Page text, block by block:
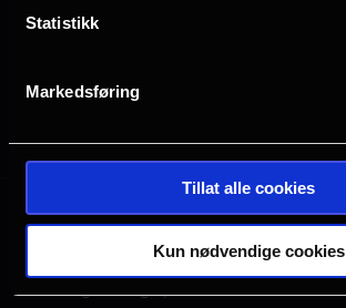
Statistikk
Markedsføring
Tillat alle cookies
Kun nødvendige cookies
Alle 2D
Få ledige plasser